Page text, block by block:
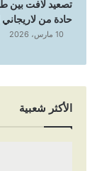
تصعيد لافت بين
حادة من
10 مارس، 2026
الأكثر شعبية